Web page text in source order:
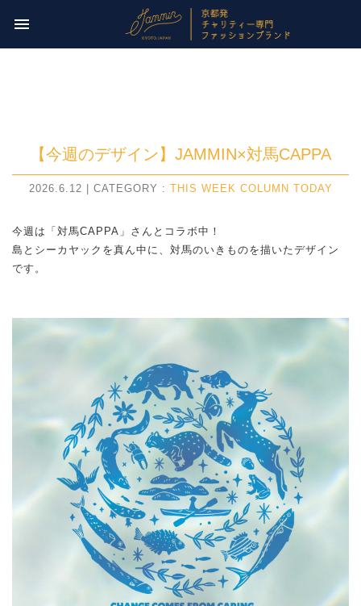
今週のチャリティー先は
【 NPO法人パレスチナ子どものキャンペーン 】
menu
【今週のデザイン】JAMMIN×対馬CAPPA
2026.6.12 | CATEGORY : THIS WEEK COLUMN TODAY
今週は「対馬CAPPA」さんとコラボ中！
島とシーカヤックを真ん中に、対馬のいきものを描いたデザイン
です。